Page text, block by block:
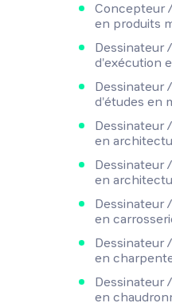
Concepteur
en produits
Dessinateur
d'exécution
Dessinateur
d'études en
Dessinateur
en
Dessinateur
en
Dessinateur
en
Dessinateur
en
Dessinateur
en